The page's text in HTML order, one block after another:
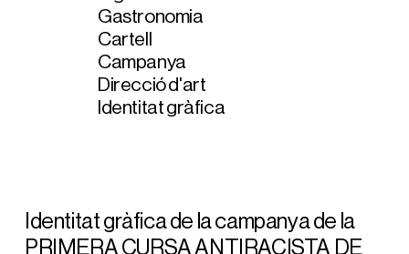
Gastronomia
Cartell
Campanya
Direcció d'art
Identitat gràfica
Identitat gràfica de la campanya de la
PRIMERA CURSA ANTIRACISTA DE